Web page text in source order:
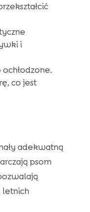
i
co jest
adekwatną
psom
letnich